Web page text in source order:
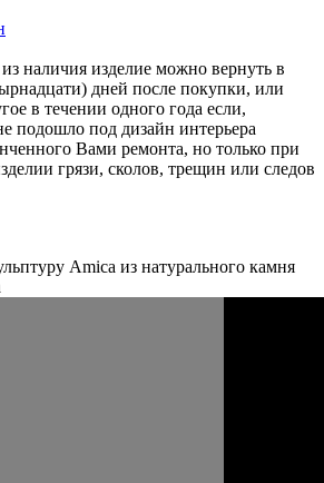
наличия изделие можно вернуть в
дней после покупки, или
в течении одного года если,
подошло под дизайн интерьера
Вами ремонта, но только при
грязи, сколов, трещин или следов
Amica из натурального камня